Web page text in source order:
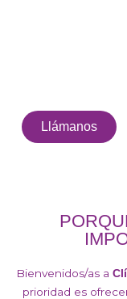
Llámanos
Bienvenidos/as a
prioridad es